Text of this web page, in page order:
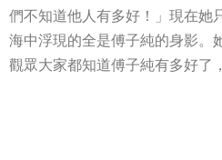
們不知道他人有多好！」現在她
海中浮現的全是傅子純的身影。
觀眾大家都知道傅子純有多好了